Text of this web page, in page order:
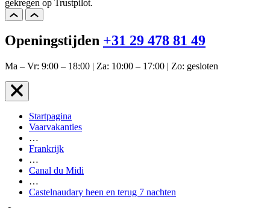
gekregen op Trustpilot.
Openingstijden +31 29 478 81 49
Ma – Vr: 9:00 – 18:00 | Za: 10:00 – 17:00 | Zo: gesloten
Startpagina
Vaarvakanties
…
Frankrijk
…
Canal du Midi
…
Castelnaudary heen en terug 7 nachten